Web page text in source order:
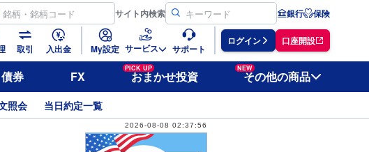
サイト内検索 銀行 保険
取引 入出金 My設定 サービス サポート
ログイン 口座開設
債券 FX
PICK UP
おまかせ投資
NEW
その他の商品
照会 当日約定一覧
2026-08-08 02:37:56